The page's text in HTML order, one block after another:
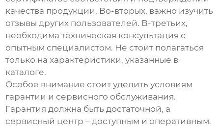
качества продукции. Во-вторых, важно изучить
отзывы других пользователей. В-третьих,
необходима техническая консультация с
опытным специалистом. Не стоит полагаться
только на характеристики, указанные в
каталоге.
Особое внимание стоит уделить условиям
гарантии и сервисного обслуживания.
Гарантия должна быть достаточной, а
сервисный центр – доступным и оперативным.